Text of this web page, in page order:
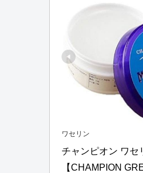
ワセリン
チャンピオン ワセ
【CHAMPION